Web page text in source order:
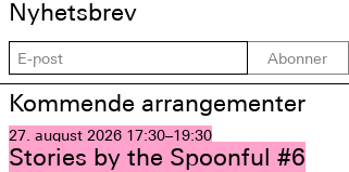
Nyhetsbrev
Abonner
Kommende arrangementer
27. august 2026 17:30–19:30
Stories by the Spoonful #6